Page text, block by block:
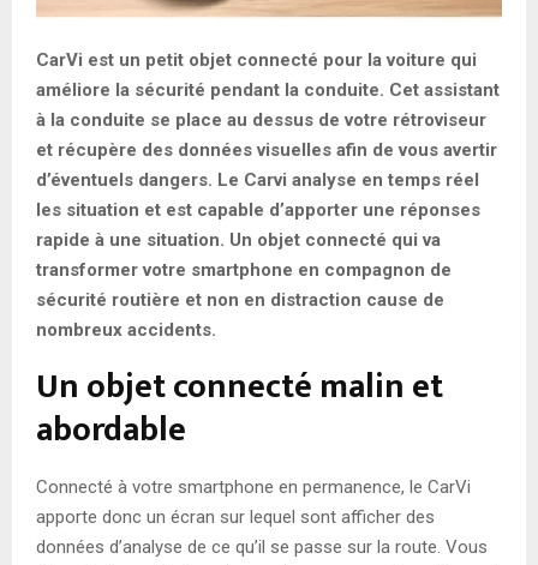
CarVi est un petit objet connecté pour la voiture qui
améliore la sécurité pendant la conduite. Cet assistant
à la conduite se place au dessus de votre rétroviseur
et récupère des données visuelles afin de vous avertir
d’éventuels dangers. Le Carvi analyse en temps réel
les situation et est capable d’apporter une réponses
rapide à une situation. Un objet connecté qui va
transformer votre smartphone en compagnon de
sécurité routière et non en distraction cause de
nombreux accidents.
Un objet connecté malin et
abordable
Connecté à votre smartphone en permanence, le CarVi
apporte donc un écran sur lequel sont afficher des
données d’analyse de ce qu’il se passe sur la route. Vous